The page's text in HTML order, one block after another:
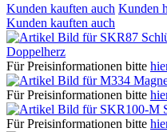
Kunden kauften auch Kunden
Kunden kauften auch
Doppelherz
Für Preisinformationen bitte
Für Preisinformationen bitte
Für Preisinformationen bitte